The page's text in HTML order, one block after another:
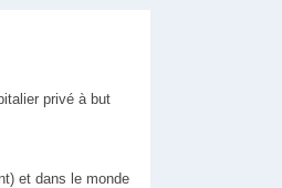
privé à but
et dans le monde